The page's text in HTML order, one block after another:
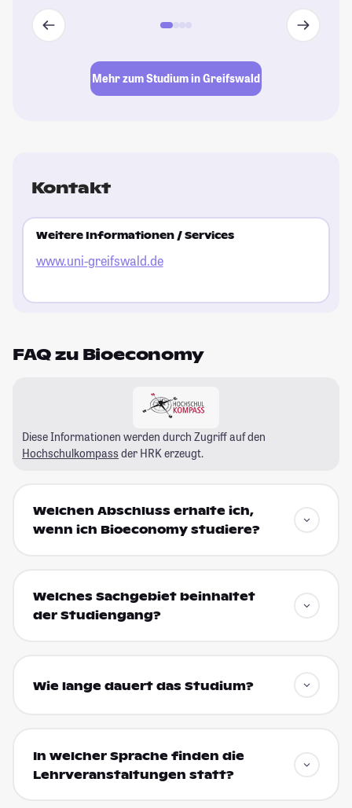
Mehr zum Studium in Greifswald
Kontakt
Weitere Informationen / Services
www.uni-greifswald.de
FAQ zu Bioeconomy
Diese Informationen werden durch Zugriff auf den
Hochschulkompass der HRK erzeugt.
Welchen Abschluss erhalte ich,
wenn ich Bioeconomy studiere?
Welches Sachgebiet beinhaltet
der Studiengang?
Wie lange dauert das Studium?
In welcher Sprache finden die
Lehrveranstaltungen statt?